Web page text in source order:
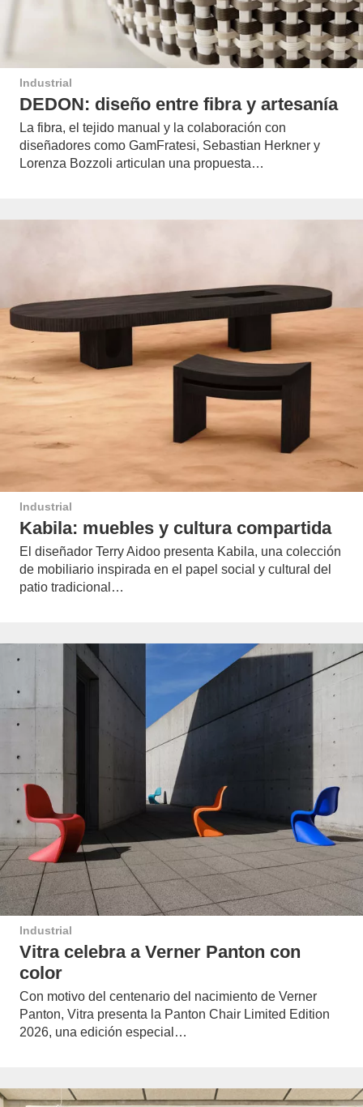
Industrial
DEDON: diseño entre fibra y artesanía
La fibra, el tejido manual y la colaboración con
diseñadores como GamFratesi, Sebastian Herkner y
Lorenza Bozzoli articulan una propuesta…
Industrial
Kabila: muebles y cultura compartida
El diseñador Terry Aidoo presenta Kabila, una colección
de mobiliario inspirada en el papel social y cultural del
patio tradicional…
Industrial
Vitra celebra a Verner Panton con
color
Con motivo del centenario del nacimiento de Verner
Panton, Vitra presenta la Panton Chair Limited Edition
2026, una edición especial…